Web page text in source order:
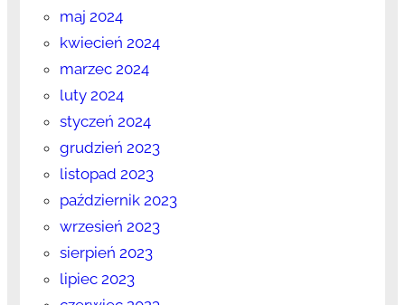
maj 2024
kwiecień 2024
marzec 2024
luty 2024
styczeń 2024
grudzień 2023
listopad 2023
październik 2023
wrzesień 2023
sierpień 2023
lipiec 2023